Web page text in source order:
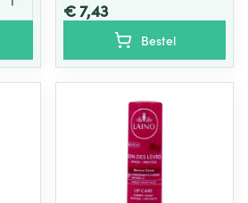
€ 7,43
Bestel